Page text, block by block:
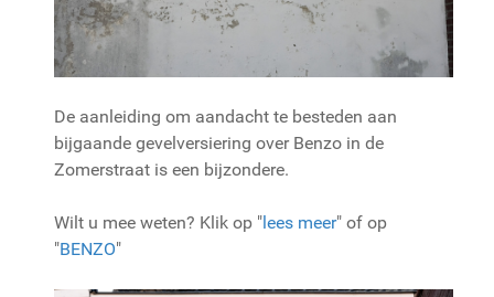
De aanleiding om aandacht te besteden aan
bijgaande gevelversiering over Benzo in de
Zomerstraat is een bijzondere.
Wilt u mee weten? Klik op "lees meer" of op
"BENZO"